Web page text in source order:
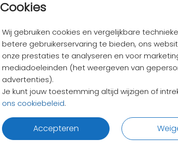
Cookies
Wij gebruiken cookies en vergelijkbare
betere gebruikerservaring te bieden, ons
onze prestaties te analyseren en voor
mediadoeleinden (het weergeven van
advertenties).
Je kunt jouw toestemming altijd wijzigen of
ons cookiebeleid.
Accepteren